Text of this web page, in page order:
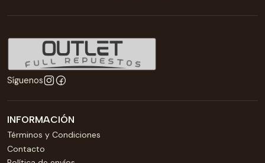
Síguenos
INFORMACIÓN
Términos y Condiciones
Contacto